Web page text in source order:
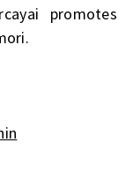
promotes